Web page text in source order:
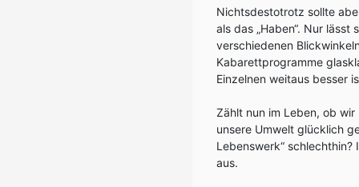
Nichtsdestotrotz sollte
als das „Haben“. Nur lässt
verschiedenen
Kabarettprogramme
Einzelnen weitaus besser
Zählt nun im Leben, ob
unsere Umwelt glücklich
Lebenswerk“
aus.